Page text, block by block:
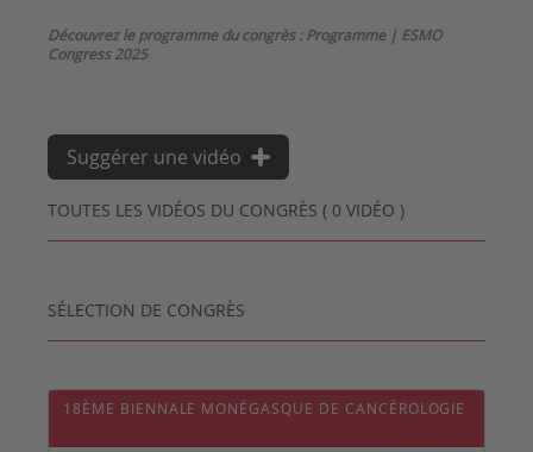
Découvrez le programme du congrès :Programme | ESMO
Congress 2025
TOUTES LES VIDÉOS DU CONGRÈS ( 0 VIDÉO )
Suggérer une vidéo
SÉLECTION DE CONGRÈS
18ÈME BIENNALE MONÉGASQUE DE CANCÉROLOGIE